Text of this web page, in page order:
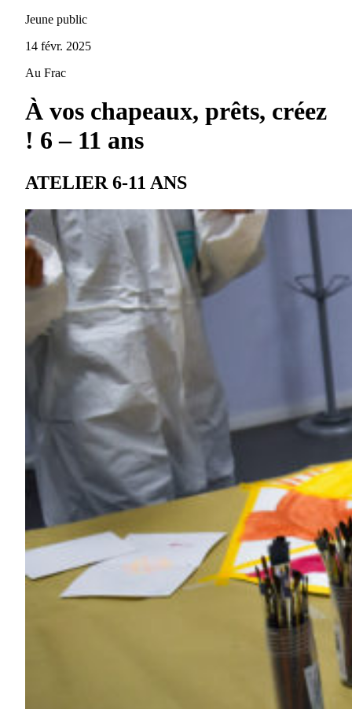
Jeune public
14 févr. 2025
Au Frac
À vos chapeaux, prêts, créez
! 6 – 11 ans
ATELIER 6-11 ANS